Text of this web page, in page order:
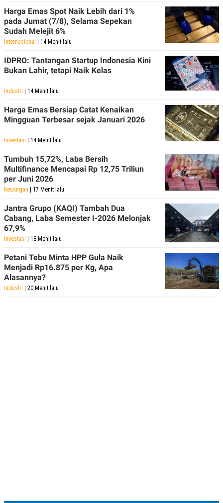
Harga Emas Spot Naik Lebih dari 1%
pada Jumat (7/8), Selama Sepekan
Sudah Melejit 6%
Internasional | 14 Menit lalu
IDPRO: Tantangan Startup Indonesia Kini
Bukan Lahir, tetapi Naik Kelas
Industri | 14 Menit lalu
Harga Emas Bersiap Catat Kenaikan
Mingguan Terbesar sejak Januari 2026
Investasi | 14 Menit lalu
Tumbuh 15,72%, Laba Bersih
Multifinance Mencapai Rp 12,75 Triliun
per Juni 2026
Keuangan | 17 Menit lalu
Jantra Grupo (KAQI) Tambah Dua
Cabang, Laba Semester I-2026 Melonjak
67,9%
Investasi | 18 Menit lalu
Petani Tebu Minta HPP Gula Naik
Menjadi Rp16.875 per Kg, Apa
Alasannya?
Industri | 20 Menit lalu